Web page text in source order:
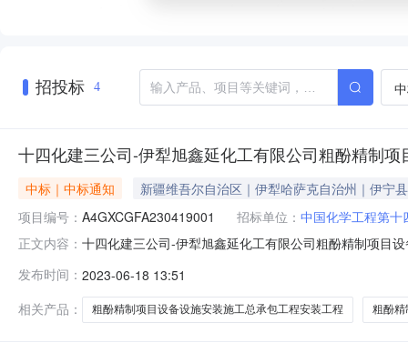
招投标 4
十四化建三公司-伊犁旭鑫延化工有限公司粗酚精制
中标｜中标通知
新疆维吾尔自治区｜伊犁哈萨克自治州｜伊宁县
项目编号： A4GXCGFA230419001 招标单位： 中国化学工程第十
正文内容： 十四化建三公司-伊犁旭鑫延化工有限公司粗酚精制项目
结果公告1.项目信息招标项目编号：
粗酚精制项目设备设施安装施工
发布时间： 2023-06-18 13:51
相关产品：
粗酚精制项目设备设施安装施工总承包工程安装工程 粗酚精